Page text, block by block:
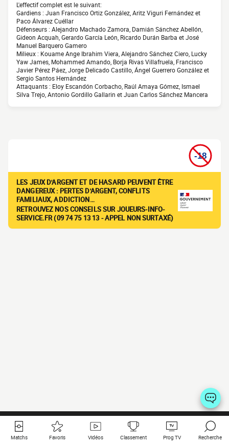
L'effectif complet est le suivant:
Gardiens : Juan Francisco Ortiz González, Aritz Viguri Fernández et
Paco Álvarez Cuéllar
Défenseurs : Alejandro Machado Zamora, Damián Sánchez Abellón,
Gideon Acquah, Gerardo García León, Ricardo Durán Barba et José
Manuel Barquero Gamero
Milieux : Kouame Ange Ibrahim Viera, Alejandro Sánchez Ciero, Lucky
Yaw James, Mohammed Amando, Borja Rivas Villafruela, Francisco
Javier Pérez Páez, Jorge Delicado Castillo, Ángel Guerrero González et
Sergio Santos Hernández
Attaquants : Eloy Escandón Corbacho, Raúl Amaya Gómez, Ismael
Silva Trejo, Antonio Gordillo Gallarin et Juan Carlos Sánchez Mancera
LES JEUX D'ARGENT ET DE HASARD PEUVENT ÊTRE
DANGEREUX : PERTES D'ARGENT, CONFLITS
FAMILIAUX, ADDICTION…
RETROUVEZ NOS CONSEILS SUR JOUEURS-INFO-
SERVICE.FR (09 74 75 13 13 - APPEL NON SURTAXÉ)
Matchs Favoris Vidéos Classement Prog TV Recherche